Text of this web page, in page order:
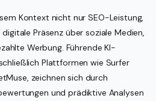
Kontext nicht nur SEO-Leistung,
Präsenz über soziale Medien,
Werbung. Führende KI-
Plattformen wie Surfer
zeichnen sich durch
und prädiktive Analysen